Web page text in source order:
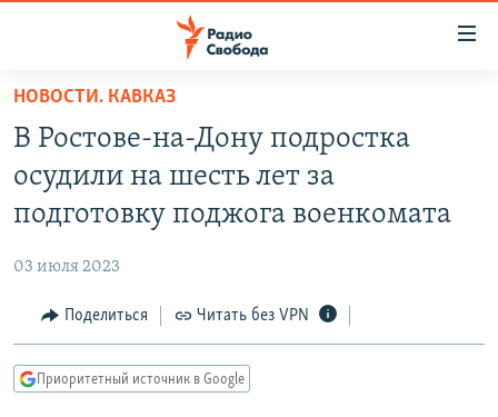
упрощенного
доступа
основному
Вернутся
Вернутся
АВТОРСКИЕ ПРОЕКТЫ
МНЕНИЯ
КУЛЬТУРА
КАВКАЗ.РЕАЛИИ
НОВОСТИ. КАВКАЗ
В Ростове-на-Дону подростка
осудили на шесть лет за
подготовку поджога военкомата
03 июля 2023
Поделиться Читать без VPN
Приоритетный источник в Google